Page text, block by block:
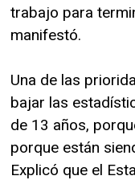
trabajo para
manifestó.
Una de las
bajar las
de 13 años,
porque están
Explicó que el